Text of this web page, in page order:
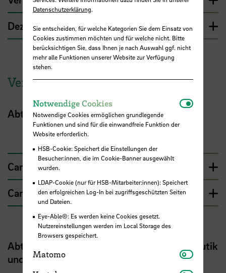
Dezentrales Qualitätsmangement
Verwaltung in den Abteilungen
Abteilung Maschinenbau
Campus Neustadtswall
Campus Airport-Stadt
Abteilung Schiffbau und Meerestechnik, Nautik
und Seeverkehr, Biologie, Bionik
Datenschutzerklärung.
Sie entscheiden, für welche Kategorien Sie dem Einsatz von
Cookies zustimmen möchten und für welche nicht. Bitte
berücksichtigen Sie, dass Ihnen je nach Auswahl ggf. nicht
mehr alle Funktionen unserer Website zur Verfügung
stehen.
Notwendige Cookies
Notwendige Cookies ermöglichen grundlegende
Funktionen und sind für die einwandfreie Funktion der
Website erforderlich.
HSB-Cookie: Speichert die Einstellungen der
Besucher:innen, die im Cookie-Banner ausgewählt
wurden.
LDAP-Cookie (nur für HSB-Mitarbeiter:innen): Speichert
den erfolgreichen Log-In bei zugriffsgeschützten Seiten
und Dateien.
Eye-Able®: Es werden keine Cookies gesetzt.
Nutzereinstellungen werden im Local Storage des
Browsers gespeichert.
Matomo Matomo